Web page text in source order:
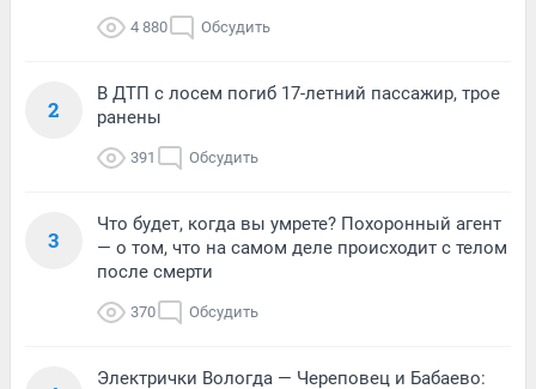
4 880 Обсудить
2
В ДТП с лосем погиб 17-летний пассажир, трое
ранены
391 Обсудить
3
Что будет, когда вы умрете? Похоронный агент
— о том, что на самом деле происходит с телом
после смерти
370 Обсудить
Электрички Вологда — Череповец и Бабаево: